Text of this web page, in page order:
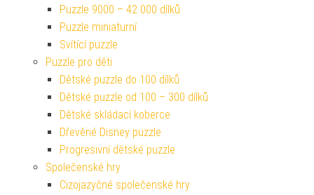
Puzzle 9000 – 42 000 dílků
Puzzle miniaturní
Svítící puzzle
Puzzle pro děti
Dětské puzzle do 100 dílků
Dětské puzzle od 100 – 300 dílků
Dětské skládací koberce
Dřevěné Disney puzzle
Progresivní dětské puzzle
Společenské hry
Cizojazyčné společenské hry